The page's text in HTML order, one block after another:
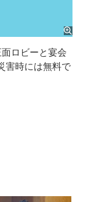
ロビーと宴会
害時には無料で